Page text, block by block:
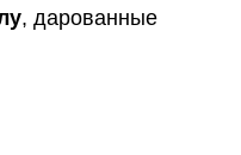
, дарованные